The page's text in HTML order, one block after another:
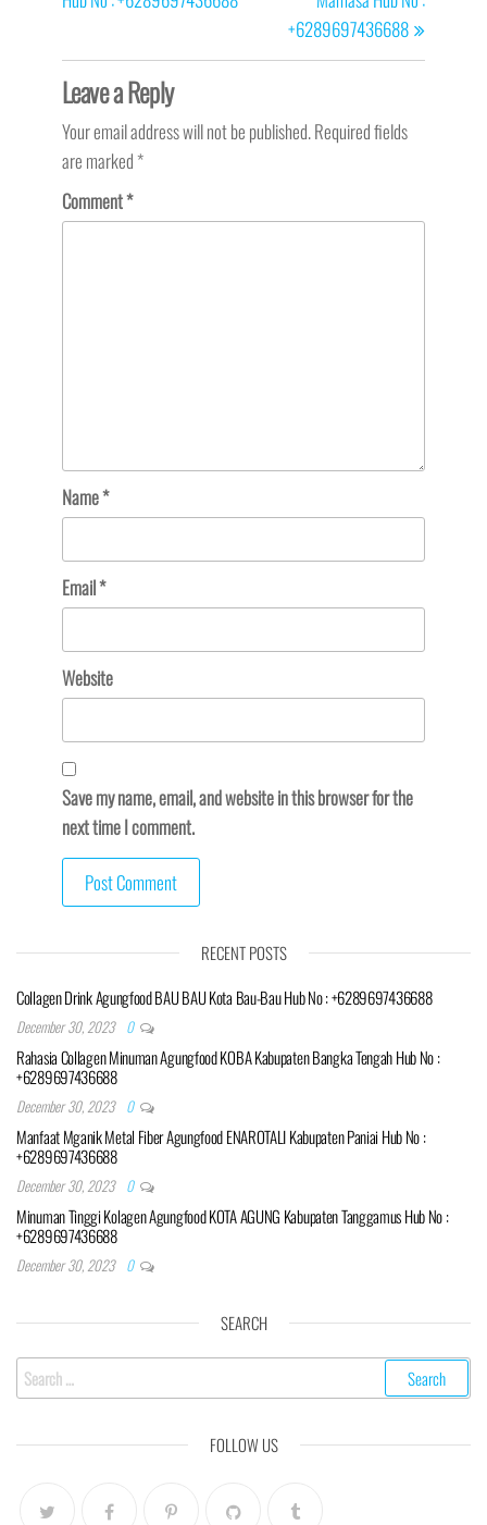
+6289697436688
Leave a Reply
Your email address will not be published.Required fields
are marked*
Comment*
Name*
Email*
Website
Save my name, email, and website in this browser for the
next time I comment.
RECENT POSTS
Collagen Drink Agungfood BAU BAU Kota Bau-Bau Hub No : +6289697436688
December 30, 2023 0
Rahasia Collagen Minuman Agungfood KOBA Kabupaten Bangka Tengah Hub No :
+6289697436688
December 30, 2023 0
Manfaat Mganik Metal Fiber Agungfood ENAROTALI Kabupaten Paniai Hub No :
+6289697436688
December 30, 2023 0
Minuman Tinggi Kolagen Agungfood KOTA AGUNG Kabupaten Tanggamus Hub No :
+6289697436688
December 30, 2023 0
SEARCH
Search
for:
FOLLOW US